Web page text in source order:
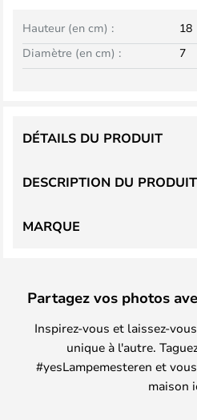
Hauteur (en cm) :
18
Diamètre (en cm) :
7
DESCRIPTION DU PRODUIT
DÉTAILS DU PRODUIT
MARQUE
Partagez vos photos
Inspirez-vous et laissez-
unique à l'autre.
#yesLampemesteren et
maison